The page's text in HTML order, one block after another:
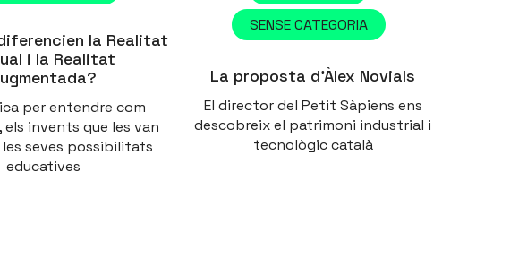
la Realitat
i la Realitat
per entendre com
invents que les van
seves possibilitats
educatives
SENSE CATEGORIA
La proposta d’Àlex Novials
El director del Petit Sàpiens ens
descobreix el patrimoni industrial i
tecnològic català